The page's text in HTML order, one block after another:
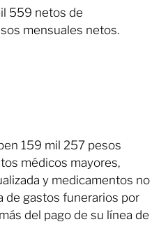
559 netos de
mensuales netos.
159 mil 257 pesos
médicos mayores,
y medicamentos no
de gastos funerarios por
del pago de su línea de